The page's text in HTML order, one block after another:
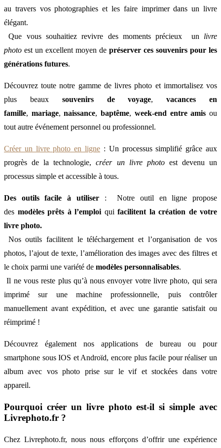
au travers vos photographies et les faire imprimer dans un livre
élégant.
Que vous souhaitiez revivre des moments précieux un livre
photo est un excellent moyen de préserver ces souvenirs pour les
générations futures.
Découvrez toute notre gamme de livres photo et immortalisez vos
plus beaux souvenirs de voyage,vacances en
famille, mariage,naissance,baptême, week-end entre amis ou
tout autre événement personnel ou professionnel.
Créer un livre photo en ligne : Un processus simplifié grâce aux
progrès de la technologie,créer un livre photoest devenu un
processus simple et accessible à tous.
Des outils facile à utiliser: Notre outil en ligne propose
des modèles prêts à l’emploi qui facilitent la création de votre
livre photo.
Nos outils facilitent le téléchargement et l’organisation de vos
photos, l’ajout de texte, l’amélioration des images avec des filtres et
le choix parmi une variété de modèles personnalisables.
Il ne vous reste plus qu’à nous envoyer votre livre photo, qui sera
imprimé sur une machine professionnelle, puis contrôler
manuellement avant expédition, et avec une garantie satisfait ou
réimprimé !
Découvrez également nos applications de bureau ou pour
smartphone sous IOS et Androïd, encore plus facile pour réaliser un
album avec vos photo prise sur le vif et stockées dans votre
appareil.
Pourquoi créer un livre photo est-il si simple avec
Livrephoto.fr ?
Chez Livrephoto.fr, nous nous efforçons d’offrir une expérience